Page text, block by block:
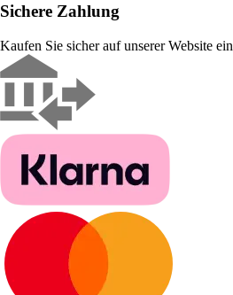
Sichere Zahlung
Kaufen Sie sicher auf unserer Website ein